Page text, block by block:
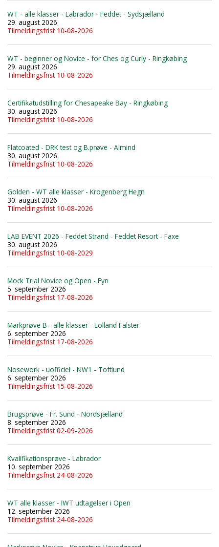
WT - alle klasser - Labrador - Feddet - Sydsjælland
29. august 2026
Tilmeldingsfrist 10-08-2026
WT - beginner og Novice - for Ches og Curly - Ringkøbing
29. august 2026
Tilmeldingsfrist 10-08-2026
Certifikatudstilling for Chesapeake Bay - Ringkøbing
30. august 2026
Tilmeldingsfrist 10-08-2026
Flatcoated - DRK test og B.prøve - Almind
30. august 2026
Tilmeldingsfrist 10-08-2026
Golden - WT alle klasser - Krogenberg Hegn
30. august 2026
Tilmeldingsfrist 10-08-2026
LAB EVENT 2026 - Feddet Strand - Feddet Resort - Faxe
30. august 2026
Tilmeldingsfrist 10-08-2029
Mock Trial Novice og Open - Fyn
5. september 2026
Tilmeldingsfrist 17-08-2026
Markprøve B - alle klasser - Lolland Falster
6. september 2026
Tilmeldingsfrist 17-08-2026
Nosework - uofficiel - NW1 - Toftlund
6. september 2026
Tilmeldingsfrist 15-08-2026
Brugsprøve - Fr. Sund - Nordsjælland
8. september 2026
Tilmeldingsfrist 02-09-2026
Kvalifikationsprøve - Labrador
10. september 2026
Tilmeldingsfrist 24-08-2026
WT alle klasser - IWT udtagelser i Open
12. september 2026
Tilmeldingsfrist 24-08-2026